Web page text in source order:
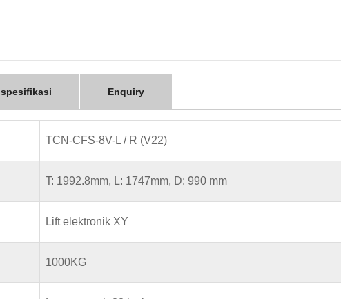
spesifikasi Enquiry
TCN-CFS-8V-L / R (V22)
T: 1992.8mm, L: 1747mm, D: 990 mm
Lift elektronik XY
1000KG